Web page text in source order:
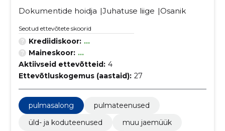
Dokumentide hoidja
Juhatuse liige Osanik
Seotud ettevõtete skoorid
Krediidiskoor: ...
Maineskoor: ...
Aktiivseid ettevõtteid: 4
Ettevõtluskogemus (aastaid): 27
pulmasalong
pulmateenused
üld- ja koduteenused
muu jaemüük